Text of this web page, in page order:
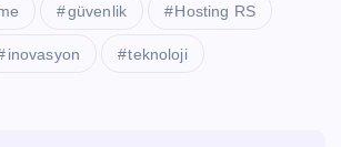
güvenlik Hosting RS
inovasyon teknoloji